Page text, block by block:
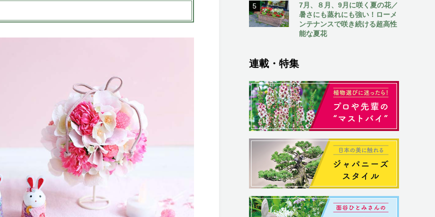
5
7月、８月、9月に咲く夏の花／
暑さにも蒸れにも強い！ローメ
ンテナンスで咲き続ける超高性
能な夏花
連載・特集